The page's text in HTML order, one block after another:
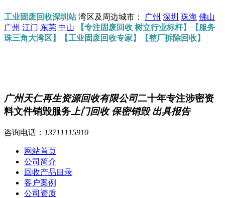
工业固废回收深圳站湾区及周边城市： 广州 深圳 珠海 佛山
广州 江门 东莞 中山
【专注固废回收 树立行业标杆】【服务
珠三角大湾区】【工业固废回收专家】【整厂拆除回收】
广州天仁再生资源回收有限公司二十年专注涉密资
料文件销毁服务 上门回收 保密销毁 出具报告
咨询电话： 13711115910
网站首页
公司简介
回收产品目录
客户案例
公司资质